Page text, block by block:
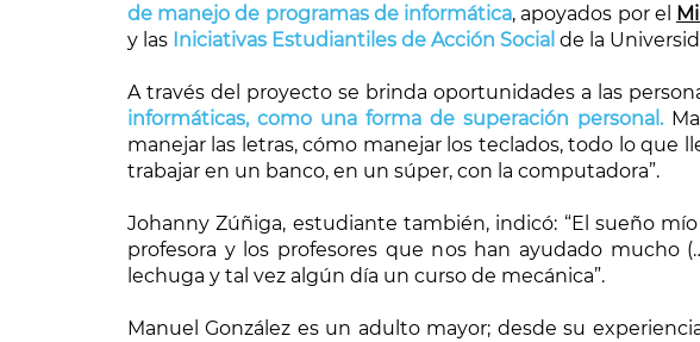
de manejo de programas de informática, apoyados por el
y las Iniciativas Estudiantiles de Acción Social de la
A través del proyecto se brinda oportunidades a las
informáticas, como una forma de superación personal.
manejar las letras, cómo manejar los teclados, todo lo que
trabajar en un banco, en un súper, con la computadora”.
Johanny Zúñiga, estudiante también, indicó: “El sueño
profesora y los profesores que nos han ayudado mucho
lechuga y tal vez algún día un curso de mecánica”.
Manuel González es un adulto mayor; desde su